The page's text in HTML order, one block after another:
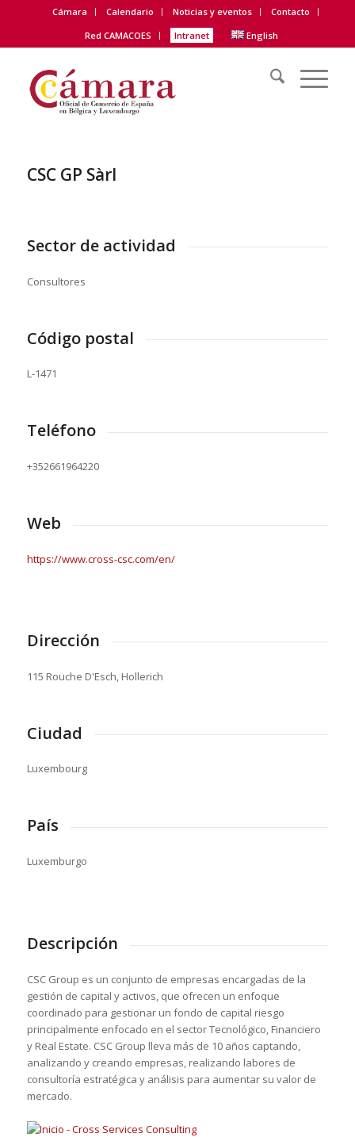
Cámara Calendario Noticias y eventos
Contacto
Red CAMACOES
Intranet English
CSC GP Sàrl
Sector de actividad
Consultores
Código postal
L-1471
Teléfono
+352661964220
Web
https://www.cross-csc.com/en/
Dirección
115 Rouche D'Esch, Hollerich
Ciudad
Luxembourg
País
Luxemburgo
Descripción
CSC Group es un conjunto de empresas encargadas de la
gestión de capital y activos, que ofrecen un enfoque
coordinado para gestionar un fondo de capital riesgo
principalmente enfocado en el sector Tecnológico, Financiero
y Real Estate. CSC Group lleva más de 10 años captando,
analizando y creando empresas, realizando labores de
consultoría estratégica y análisis para aumentar su valor de
mercado.